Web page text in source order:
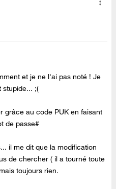
et je ne l'ai pas noté ! Je
;(
grâce au code PUK en faisant
de passe#
il me dit que la modification
de chercher ( il a tourné toute
toujours rien.